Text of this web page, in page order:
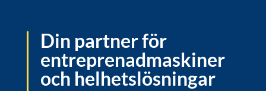
Din partner för
entreprenadmaskiner
och helhetslösningar